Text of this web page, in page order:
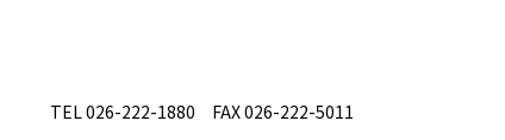
TEL 026-222-1880 FAX 026-222-5011